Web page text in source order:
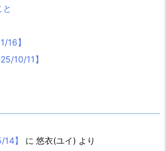
16】
10/11】
】 に 悠衣(ユイ) より